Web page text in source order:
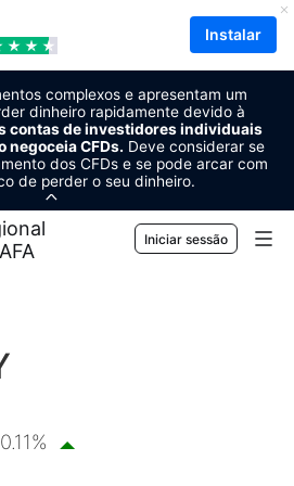
Instalar
complexos e apresentam um
dinheiro rapidamente devido à
contas de investidores individuais
negoceia CFDs. Deve considerar se
dos CFDs e se pode arcar com
de perder o seu dinheiro.
Sponsor
Iniciar sessão
0.11%